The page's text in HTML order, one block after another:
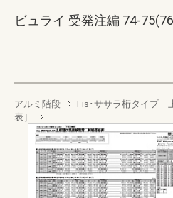
ビュライ 受発注編 74-
アルミ階段
Fis･ササラ桁タイプ
表］